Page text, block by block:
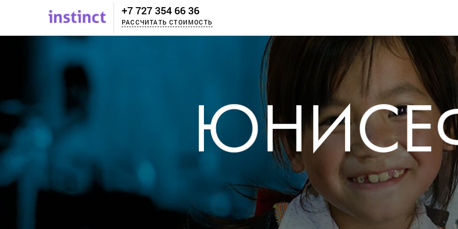
+7 727 354 66 36
РАССЧИТАТЬ СТОИМОСТЬ